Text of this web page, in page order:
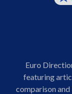
Euro
featuring
comparison